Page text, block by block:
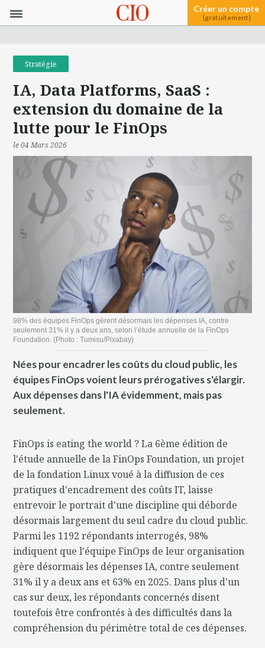
Créer un compte
(gratuitement)
Stratégie
IA, Data Platforms, SaaS :
extension du domaine de la
lutte pour le FinOps
le 04 Mars 2026
98% des équipes FinOps gèrent désormais les dépenses IA, contre
seulement 31% il y a deux ans, selon l’étude annuelle de la FinOps
Foundation. (Photo : Tumisu/Pixabay)
Nées pour encadrer les coûts du cloud public, les
équipes FinOps voient leurs prérogatives s'élargir.
Aux dépenses dans l'IA évidemment, mais pas
seulement.
FinOps is eating the world ? La 6ème édition de
l'étude annuelle de la FinOps Foundation, un projet
de la fondation Linux voué à la diffusion de ces
pratiques d'encadrement des coûts IT, laisse
entrevoir le portrait d'une discipline qui déborde
désormais largement du seul cadre du cloud public.
Parmi les 1192 répondants interrogés, 98%
indiquent que l'équipe FinOps de leur organisation
gère désormais les dépenses IA, contre seulement
31% il y a deux ans et 63% en 2025. Dans plus d'un
cas sur deux, les répondants concernés disent
toutefois être confrontés à des difficultés dans la
compréhension du périmètre total de ces dépenses.